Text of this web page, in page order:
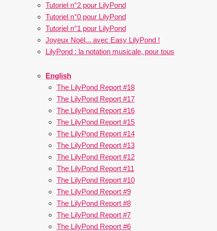
Tutoriel n°2 pour LilyPond
Tutoriel n°0 pour LilyPond
Tutoriel n°1 pour LilyPond
Joyeux Noël... avec Easy LilyPond !
LilyPond : la notation musicale, pour tous
English
The LilyPond Report #18
The LilyPond Report #17
The LilyPond Report #16
The LilyPond Report #15
The LilyPond Report #14
The LilyPond Report #13
The LilyPond Report #12
The LilyPond Report #11
The LilyPond Report #10
The LilyPond Report #9
The LilyPond Report #8
The LilyPond Report #7
The LilyPond Report #6